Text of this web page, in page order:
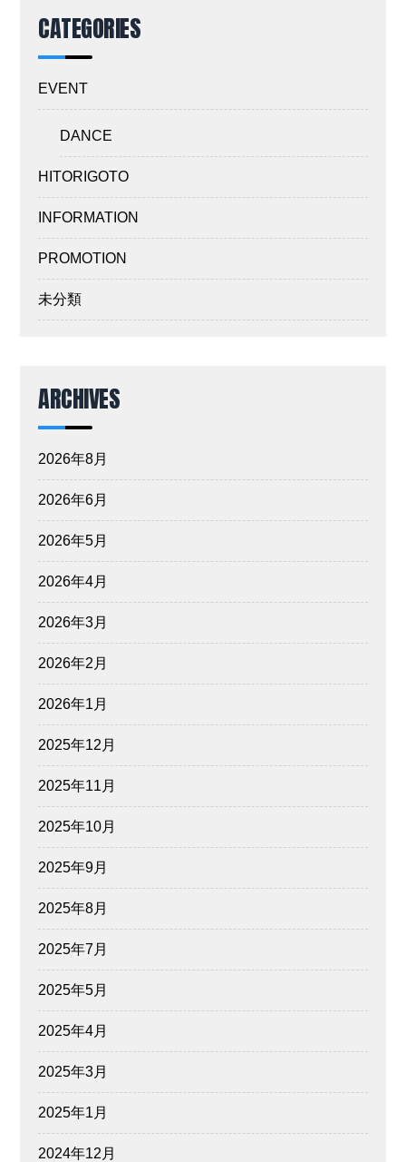
CATEGORIES
EVENT
DANCE
HITORIGOTO
INFORMATION
PROMOTION
未分類
ARCHIVES
2026年8月
2026年6月
2026年5月
2026年4月
2026年3月
2026年2月
2026年1月
2025年12月
2025年11月
2025年10月
2025年9月
2025年8月
2025年7月
2025年5月
2025年4月
2025年3月
2025年1月
2024年12月